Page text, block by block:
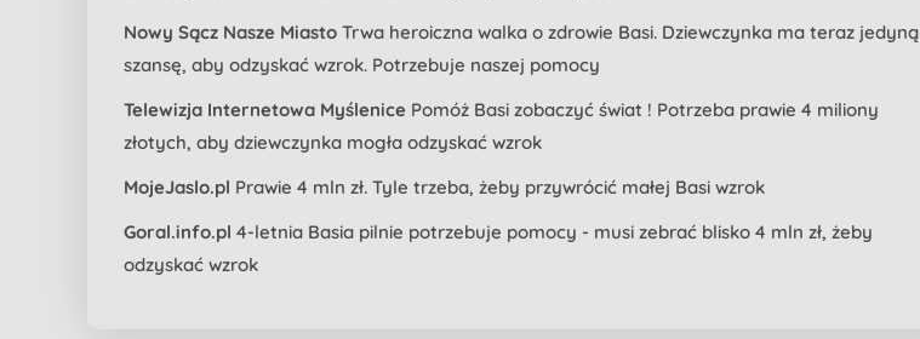
Nowy Sącz Nasze Miasto Trwa heroiczna walka o zdrowie Basi. Dziewczynka ma teraz jedyną
szansę, aby odzyskać wzrok. Potrzebuje naszej pomocy
Telewizja Internetowa Myślenice Pomóż Basi zobaczyć świat ! Potrzeba prawie 4 miliony
złotych, aby dziewczynka mogła odzyskać wzrok
MojeJaslo.pl Prawie 4 mln zł. Tyle trzeba, żeby przywrócić małej Basi wzrok
Goral.info.pl 4-letnia Basia pilnie potrzebuje pomocy - musi zebrać blisko 4 mln zł, żeby
odzyskać wzrok